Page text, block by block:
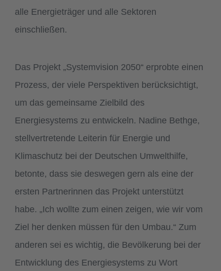
alle Energieträger und alle Sektoren
einschließen.
Das Projekt „Systemvision 2050“ erprobte einen
Prozess, der viele Perspektiven berücksichtigt,
um das gemeinsame Zielbild des
Energiesystems zu entwickeln. Nadine Bethge,
stellvertretende Leiterin für Energie und
Klimaschutz bei der Deutschen Umwelthilfe,
betonte, dass sie deswegen gern als eine der
ersten Partnerinnen das Projekt unterstützt
habe. „Ich wollte zum einen zeigen, wie wir vom
Ziel her denken müssen für den Umbau.“ Zum
anderen sei es wichtig, die Bevölkerung bei der
Entwicklung des Energiesystems zu Wort